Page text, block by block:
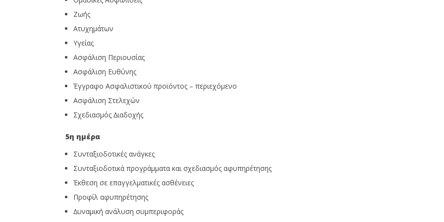
Ζωής
Ατυχηµάτων
Υγείας
Ασφάλιση Περιουσίας
Ασφάλιση Ευθύνης
Έγγραφο Ασφαλιστικού προϊόντος – περιεχόµενο
Ασφάλιση Στελεχών
Σχεδιασµός ∆ιαδοχής
5η ημέρα
Συνταξιοδοτικές ανάγκες
Συνταξιοδοτικά προγράµµατα και σχεδιασµός αφυπηρέτησης
Έκθεση σε επαγγελµατικές ασθένειες
Προφίλ αφυπηρέτησης
∆υναµική ανάλυση συµπεριφοράς